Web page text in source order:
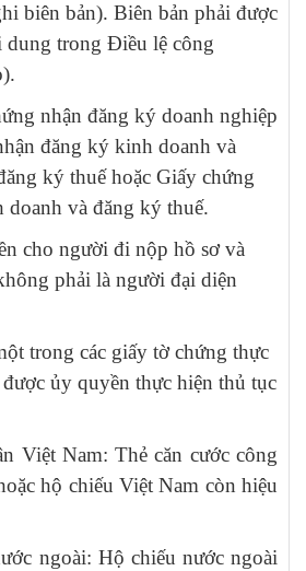
biên bản). Biên bản phải được
trong Điều lệ công
nhận đăng ký doanh nghiệp
đăng ký kinh doanh và
ký thuế hoặc Giấy chứng
và đăng ký thuế.
cho người đi nộp hồ sơ và
phải là người đại diện
trong các giấy tờ chứng thực
ủy quyền thực hiện thủ tục
Việt Nam: Thẻ căn cước công
hộ chiếu Việt Nam còn hiệu
ngoài: Hộ chiếu nước ngoài